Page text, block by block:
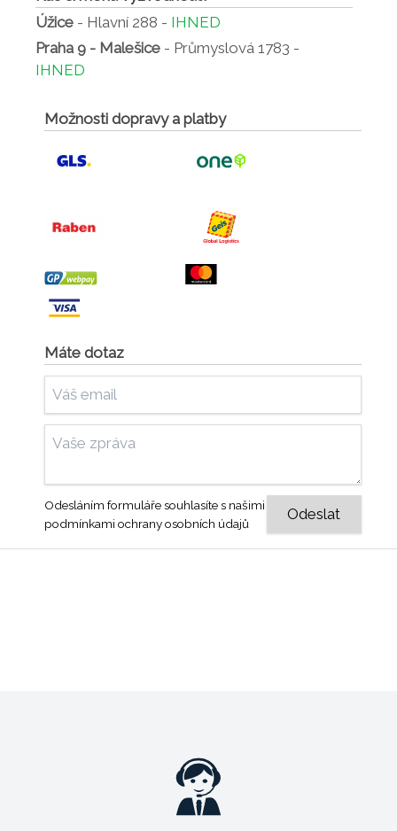
Úžice - Hlavní 288 - IHNED
Praha 9 - Malešice - Průmyslová 1783 -
IHNED
Možnosti dopravy a platby
Máte dotaz
Odesláním formuláře souhlasíte s našimi
podmínkami ochrany osobních údajů